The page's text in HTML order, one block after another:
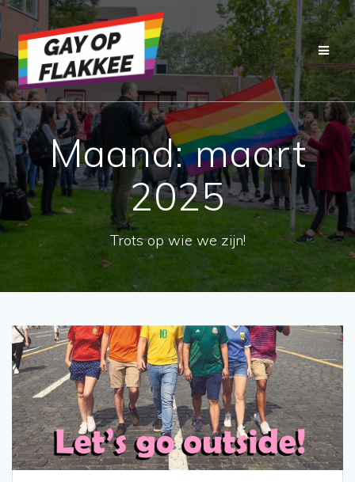
de
inhoud
Maand:maart
2025
Trots op wie we zijn!